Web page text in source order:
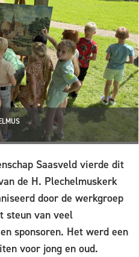
Saasveld vierde dit
de H. Plechelmuskerk
door de werkgroep
steun van veel
sponsoren. Het werd een
voor jong en oud.